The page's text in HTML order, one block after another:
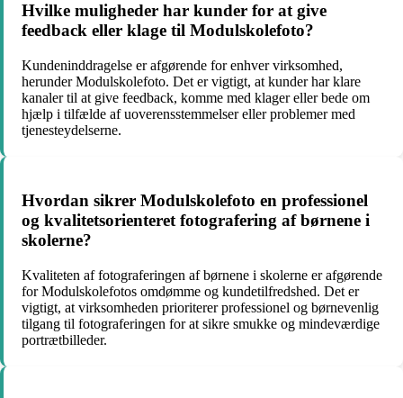
Hvilke muligheder har kunder for at give
feedback eller klage til Modulskolefoto?
Kundeninddragelse er afgørende for enhver virksomhed,
herunder Modulskolefoto. Det er vigtigt, at kunder har klare
kanaler til at give feedback, komme med klager eller bede om
hjælp i tilfælde af uoverensstemmelser eller problemer med
tjenesteydelserne.
Hvordan sikrer Modulskolefoto en professionel
og kvalitetsorienteret fotografering af børnene i
skolerne?
Kvaliteten af fotograferingen af børnene i skolerne er afgørende
for Modulskolefotos omdømme og kundetilfredshed. Det er
vigtigt, at virksomheden prioriterer professionel og børnevenlig
tilgang til fotograferingen for at sikre smukke og mindeværdige
portrætbilleder.